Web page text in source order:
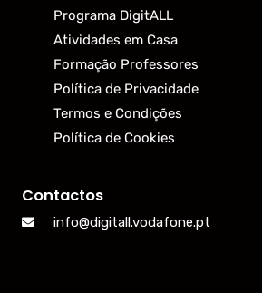
Programa DigitALL
Atividades em Casa
Formação Professores
Política de Privacidade
Termos e Condições
Política de Cookies
Contactos
info@digitall.vodafone.pt